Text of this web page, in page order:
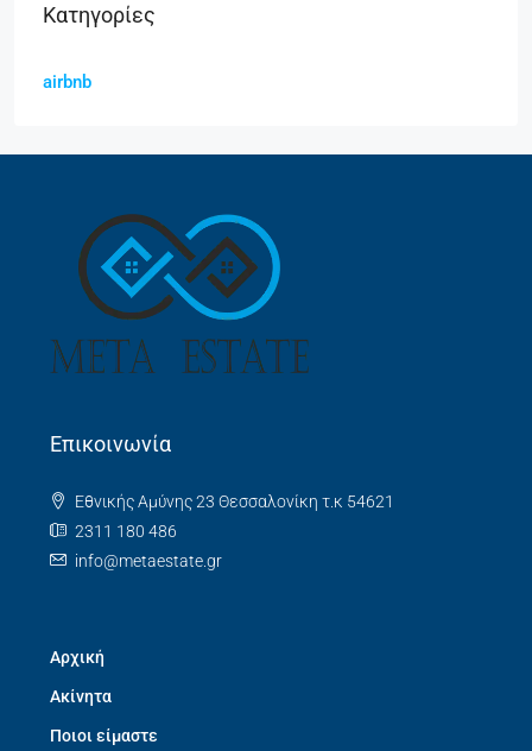
Kατηγορίες
airbnb
Επικοινωνία
Εθνικής Αμύνης 23 Θεσσαλονίκη τ.κ 54621
2311 180 486
info@metaestate.gr
Αρχική
Ακίνητα
Ποιοι είμαστε